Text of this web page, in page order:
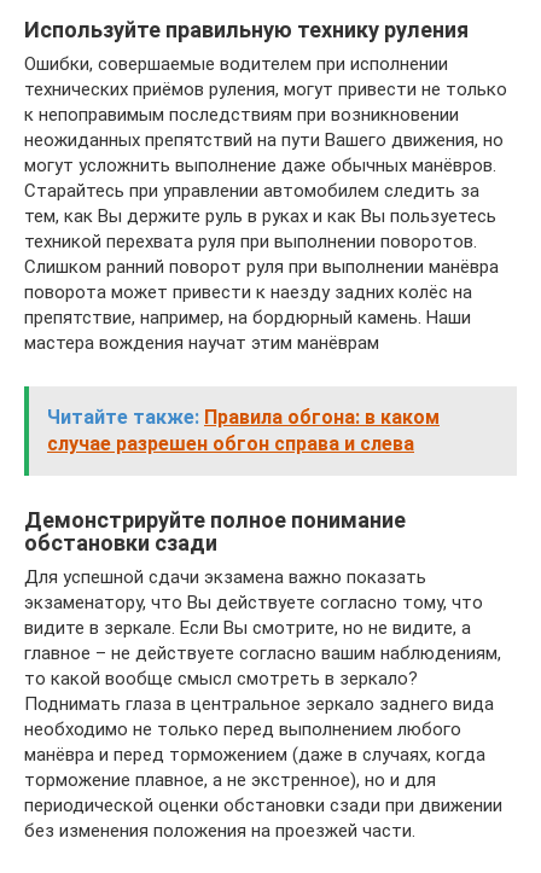
Используйте правильную технику руления
Ошибки, совершаемые водителем при исполнении
технических приёмов руления, могут привести не только
к непоправимым последствиям при возникновении
неожиданных препятствий на пути Вашего движения, но
могут усложнить выполнение даже обычных манёвров.
Старайтесь при управлении автомобилем следить за
тем, как Вы держите руль в руках и как Вы пользуетесь
техникой перехвата руля при выполнении поворотов.
Слишком ранний поворот руля при выполнении манёвра
поворота может привести к наезду задних колёс на
препятствие, например, на бордюрный камень. Наши
мастера вождения научат этим манёврам
Читайте также: Правила обгона: в каком
случае разрешен обгон справа и слева
Демонстрируйте полное понимание
обстановки сзади
Для успешной сдачи экзамена важно показать
экзаменатору, что Вы действуете согласно тому, что
видите в зеркале. Если Вы смотрите, но не видите, а
главное – не действуете согласно вашим наблюдениям,
то какой вообще смысл смотреть в зеркало?
Поднимать глаза в центральное зеркало заднего вида
необходимо не только перед выполнением любого
манёвра и перед торможением (даже в случаях, когда
торможение плавное, а не экстренное), но и для
периодической оценки обстановки сзади при движении
без изменения положения на проезжей части.